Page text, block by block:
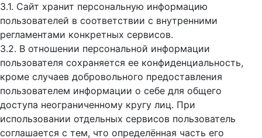
3.1. Сайт хранит персональную информацию
пользователей в соответствии с внутренними
регламентами конкретных сервисов.
3.2. В отношении персональной информации
пользователя сохраняется ее конфиденциальность,
кроме случаев добровольного предоставления
пользователем информации о себе для общего
доступа неограниченному кругу лиц. При
использовании отдельных сервисов пользователь
соглашается с тем, что определённая часть его